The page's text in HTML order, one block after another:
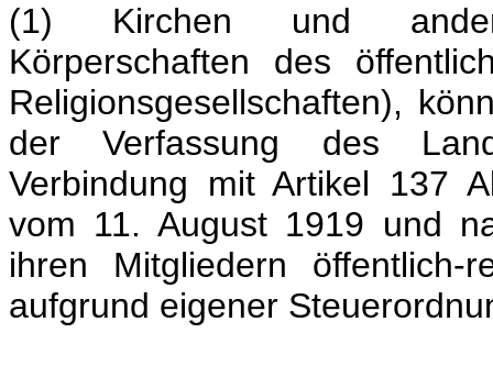
(1) Kirchen und
Körperschaften des
Religionsgesellschaften),
der Verfassung des
Verbindung mit Artikel 137
vom 11. August 1919 und
ihren Mitgliedern öffentlich-
aufgrund eigener